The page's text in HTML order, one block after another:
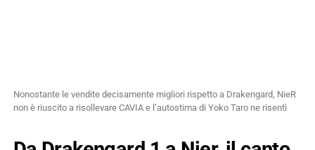
Nonostante le vendite decisamente migliori rispetto a Drakengard, NieR
non è riuscito a risollevare CAVIA e l’autostima di Yoko Taro ne risentì